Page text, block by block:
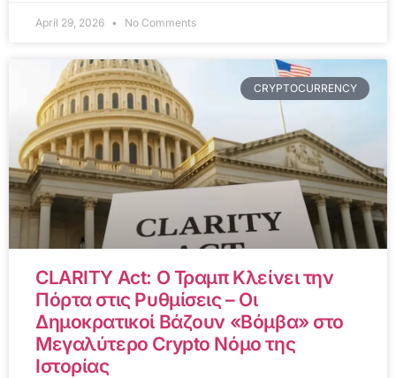
April 29, 2026 No Comments
CRYPTOCURRENCY
CLARITY Act: Ο Τραμπ Κλείνει την
Πόρτα στις Ρυθμίσεις – Οι
Δημοκρατικοί Βάζουν «Βόμβα» στο
Μεγαλύτερο Crypto Νόμο της
Ιστορίας